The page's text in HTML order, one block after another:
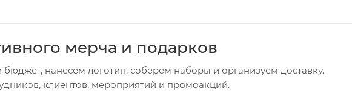
мерча и подарков
нанесём логотип, соберём наборы и организуем доставку.
клиентов, мероприятий и промоакций.